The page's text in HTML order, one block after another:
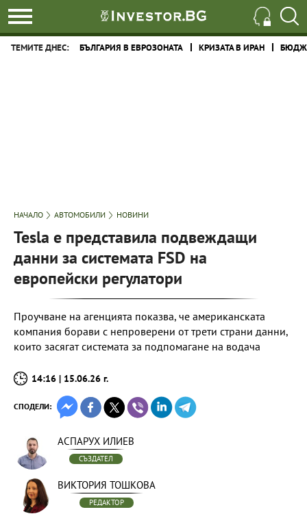
ТЕМИТЕ ДНЕС: БЪЛГАРИЯ В ЕВРОЗОНАТА КРИЗАТА В ИРАН
НАЧАЛО АВТОМОБИЛИ НОВИНИ
Tesla е представила подвеждащи
данни за системата FSD на
европейски регулатори
Проучване на агенцията показва, че американската
компания борави с непроверени от трети страни данни,
които засягат системата за подпомагане на водача
14:16 | 15.06.26 г.
СПОДЕЛИ:
АСПАРУХ ИЛИЕВ
СЪЗДАТЕЛ
ВИКТОРИЯ ТОШКОВА
РЕДАКТОР